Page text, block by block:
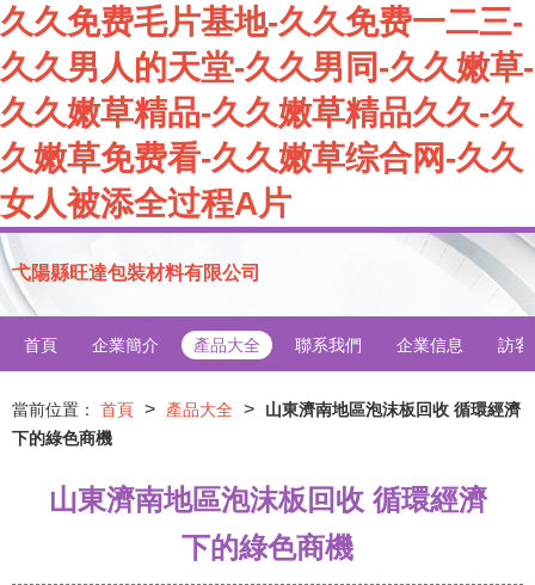
久久免费毛片基地-久久免费一二三-
久久男人的天堂-久久男同-久久嫩草-
久久嫩草精品-久久嫩草精品久久-久
久嫩草免费看-久久嫩草综合网-久久
女人被添全过程A片
弋陽縣旺達包裝材料有限公司
首頁 企業簡介 產品大全 聯系我們 企業信息 訪客
當前位置： 首頁 > 產品大全 >
山東濟南地區泡沫板回收 循環經濟
下的綠色商機
山東濟南地區泡沫板回收 循環經濟
下的綠色商機